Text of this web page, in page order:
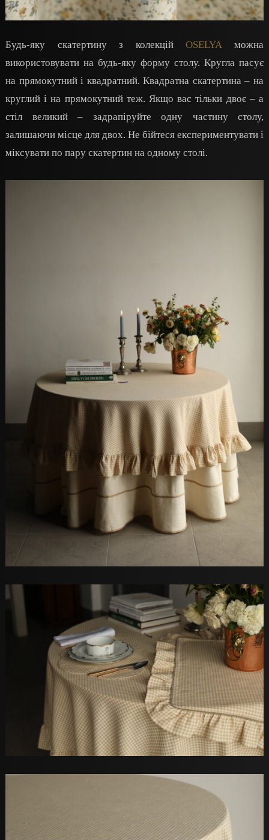
Будь-яку скатертину з колекційOSELYA можна
використовувати на будь-яку форму столу. Кругла пасує
на прямокутний і квадратний. Квадратна скатертина – на
круглий і на прямокутний теж. Якщо вас тільки двоє – а
стіл великий – задрапіруйте одну частину столу,
залишаючи місце для двох. Не бійтеся експериментувати і
міксувати по пару скатертин на одному столі.